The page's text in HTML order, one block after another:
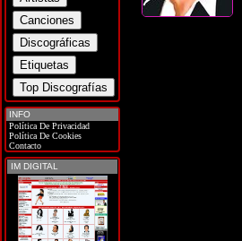
INFO
Política De Privacidad
Política De Cookies
Contacto
IM DIGITAL